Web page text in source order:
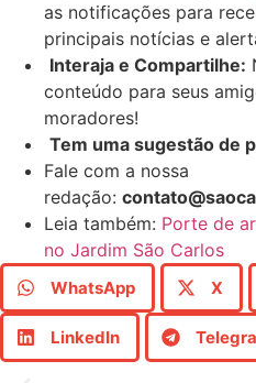
as notificações para
principais notícias e
Interaja e Compartilhe:
conteúdo para seus
moradores!
Tem uma sugestão de
Fale com a nossa
redação:
Leia também: Porte de
no Jardim São Carlos
WhatsApp X
LinkedIn